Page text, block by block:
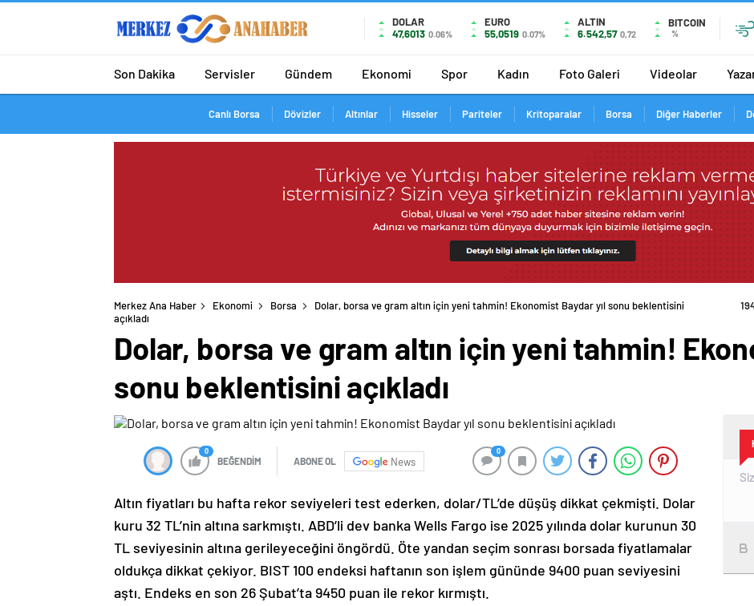
DOLAR
47,6013 0.06%
EURO
55,0519 0.07%
ALTIN
6.542,57 0,72
BITCOIN
%
Son Dakika Servisler Gündem Ekonomi Spor Kadın Foto Galeri Videolar
Canlı Borsa Dövizler Altınlar Hisseler Pariteler Kritoparalar Borsa Diğer Haberler
Merkez Ana Haber Ekonomi Borsa
Dolar, borsa ve gram altın için yeni tahmin! Ekonomist Baydar yıl sonu beklentisini
açıkladı
Dolar, borsa ve gram altın için yeni tahmin!
sonu beklentisini açıkladı
0
BEĞENDİM ABONE OL News
0
Altın fiyatları bu hafta rekor seviyeleri test ederken, dolar/TL’de düşüş dikkat çekmişti. Dolar
kuru 32 TL’nin altına sarkmıştı. ABD’li dev banka Wells Fargo ise 2025 yılında dolar kurunun 30
TL seviyesinin altına gerileyeceğini öngördü. Öte yandan seçim sonrası borsada fiyatlamalar
oldukça dikkat çekiyor. BIST 100 endeksi haftanın son işlem gününde 9400 puan seviyesini
aştı. Endeks en son 26 Şubat’ta 9450 puan ile rekor kırmıştı.